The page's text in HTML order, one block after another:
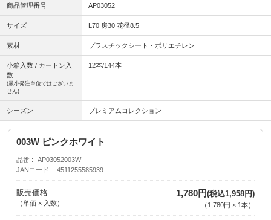
商品管理番号 AP03052
サイズ L70 房30 花径8.5
素材 プラスチックシート・ポリエチレン
小箱入数 / カートン入
数
(最小発注単位ではございま
せん)
12本/144本
シーズン プレミアムコレクション
003W ピンクホワイト
品番
AP03052003W
JANコード
4511255585939
販売価格
（単価 × 入数）
1,780円(税込1,958円)
（ 1,780円 × 1本）